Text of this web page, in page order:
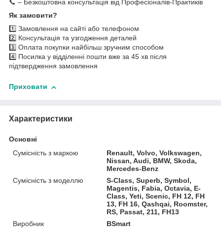
📞 – Безкоштовна консультація від Професіоналів-Практиків
Як замовити?
1️⃣ Замовлення на сайті або телефоном
2️⃣ Консультація та узгодження деталей
3️⃣ Оплата покупки найбільш зручним способом
4️⃣ Посилка у відділенні пошти вже за 45 хв після
підтвердження замовлення
Приховати
Характеристики
Основні
Сумісність з маркою
Renault, Volvo, Volkswagen,
Nissan, Audi, BMW, Skoda,
Mercedes-Benz
Сумісність з моделлю
S-Class, Superb, Symbol,
Magentis, Fabia, Octavia, E-
Class, Yeti, Scenic, FH 12, FH
13, FH 16, Qashqai, Roomster,
RS, Passat, 211, FH13
Виробник
BSmart